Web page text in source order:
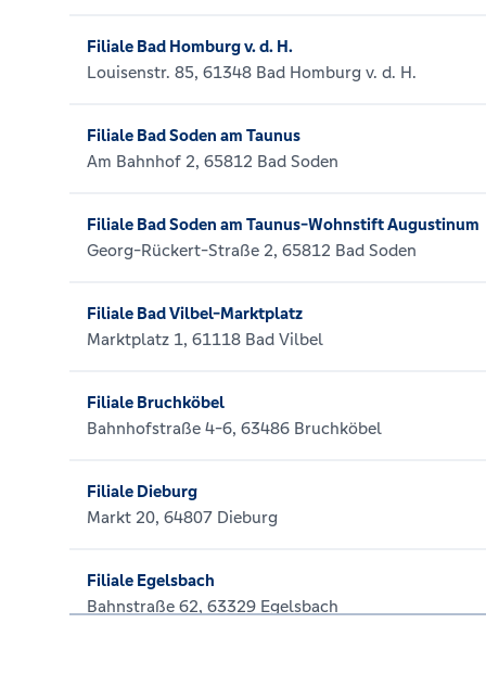
Filiale Bad Homburg v. d. H.
Louisenstr. 85, 61348 Bad Homburg v. d. H.
Filiale Bad Soden am Taunus
Am Bahnhof 2, 65812 Bad Soden
Filiale Bad Soden am Taunus-Wohnstift Augustinum
Georg-Rückert-Straße 2, 65812 Bad Soden
Filiale Bad Vilbel-Marktplatz
Marktplatz 1, 61118 Bad Vilbel
Filiale Bruchköbel
Bahnhofstraße 4-6, 63486 Bruchköbel
Filiale Dieburg
Markt 20, 64807 Dieburg
Filiale Egelsbach
Bahnstraße 62, 63329 Egelsbach